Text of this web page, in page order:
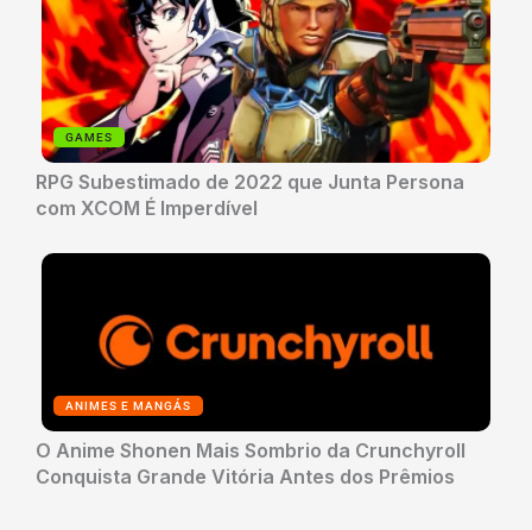
GAMES
RPG Subestimado de 2022 que Junta Persona
com XCOM É Imperdível
ANIMES E MANGÁS
O Anime Shonen Mais Sombrio da Crunchyroll
Conquista Grande Vitória Antes dos Prêmios